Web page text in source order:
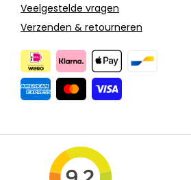
Veelgestelde vragen
Verzenden & retourneren